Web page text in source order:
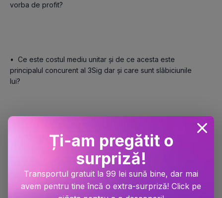
vorba de profit?
•	Ce este costul mediu unitar și de ce acesta este
principalul concurent al 3Sig dar și care sunt slăbiciunile
lui?
vinde / cumpăra ale 3 Sig?
Ți-am pregătit o
surpriză!
Transportul gratuit la 99 lei sună bine, dar mai
avem pentru tine încă o extra-surpriză! Click pe